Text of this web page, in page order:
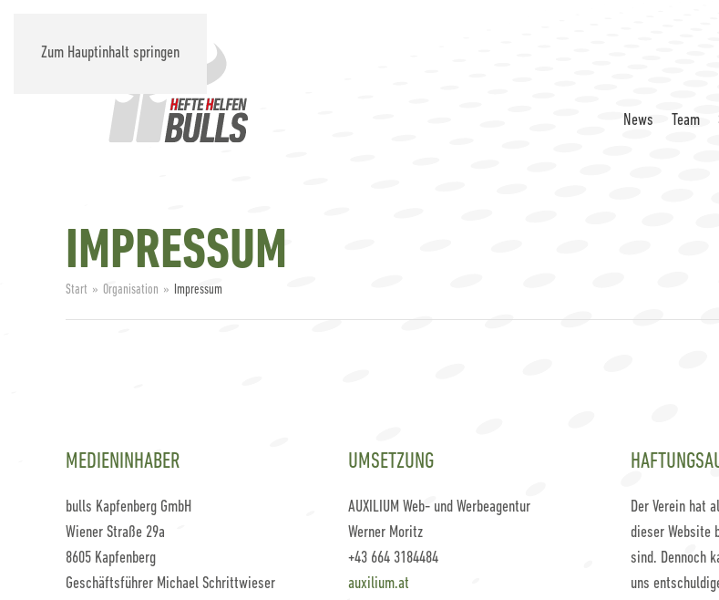
Zum Hauptinhalt springen
News Team
IMPRESSUM
Start Organisation Impressum
MEDIENINHABER
bulls Kapfenberg GmbH
Wiener Straße 29a
8605 Kapfenberg
Geschäftsführer Michael Schrittwieser
UMSETZUNG
AUXILIUM Web- und Werbeagentur
Werner Moritz
+43 664 3184484
auxilium.at
Der Verein hat
dieser Website
sind. Dennoch
uns